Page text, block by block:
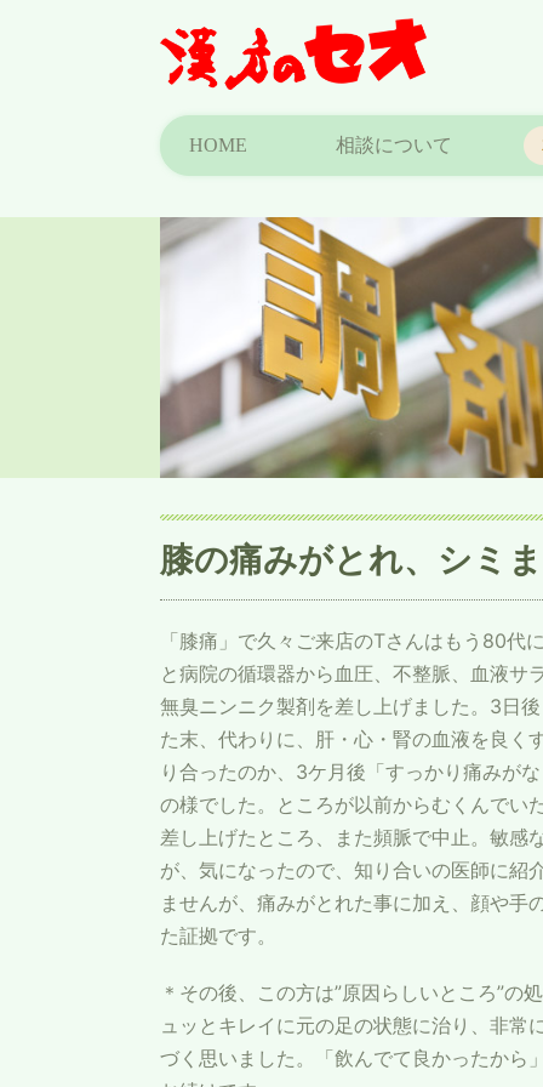
HOME 相談について
膝の痛みがとれ、シミ
「膝痛」で久々ご来店のTさんはもう80代
と病院の循環器から血圧、不整脈、血液サ
無臭ニンニク製剤を差し上げました。3日
た末、代わりに、肝・心・腎の血液を良く
り合ったのか、3ケ月後「すっかり痛みが
の様でした。ところが以前からむくんでい
差し上げたところ、また頻脈で中止。敏感
が、気になったので、知り合いの医師に紹
ませんが、痛みがとれた事に加え、顔や手
た証拠です。
＊その後、この方は”原因らしいところ”の
ュッとキレイに元の足の状態に治り、非常
づく思いました。「飲んでて良かったから